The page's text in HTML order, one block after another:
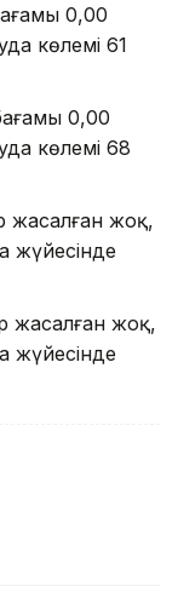
0,00
көлемі 61
0,00
көлемі 68
жасалған жоқ,
жүйесінде
жасалған жоқ,
жүйесінде